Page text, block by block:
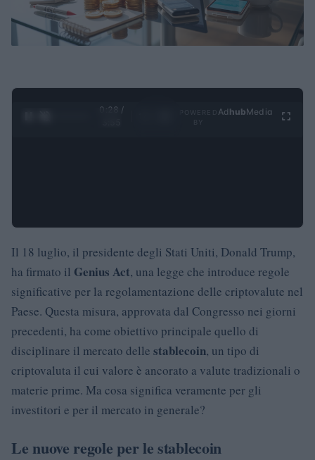
0:29 /
Ad hubMedia
Il 18 luglio, il presidente degli Stati Uniti, Donald Trump,
ha firmato il Genius Act, una legge che introduce regole
significative per la regolamentazione delle criptovalute nel
Paese. Questa misura, approvata dal Congresso nei giorni
precedenti, ha come obiettivo principale quello di
disciplinare il mercato delle stablecoin, un tipo di
criptovaluta il cui valore è ancorato a valute tradizionali o
materie prime. Ma cosa significa veramente per gli
investitori e per il mercato in generale?
Le nuove regole per le stablecoin